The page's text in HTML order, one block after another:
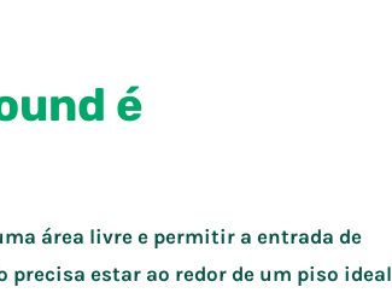
é
área livre e permitir a entrada de
precisa estar ao redor de um piso ideal